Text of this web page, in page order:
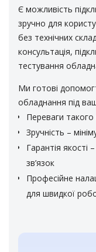
Є можливість
зручно для
без технічних
консультація,
тестування
Ми готові
обладнання під
Переваги такого
Зручність –
Гарантія якості
зв’язок
Професійне
для швидкої